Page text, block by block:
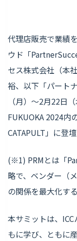
代理店販売で業績
ウド「
セス株式会社（本
裕、以下「パート
（月）〜2月22日
FUKUOKA 2024
CATAPULT」に登
(※1) PRMとは「
略で、ベンダー（
の関係を最大化す
本サミットは、
もに学び、ともに